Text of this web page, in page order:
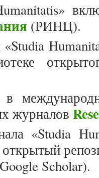
(РИНЦ).
журналов
«Studia
Scholar).